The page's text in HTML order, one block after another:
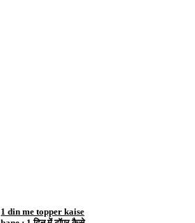
1 din me topper kaise